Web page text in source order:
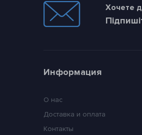
Хочете
Информация
О нас
Доставка и оплата
Контакты